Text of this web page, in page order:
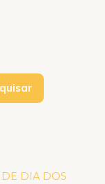
DE DIA DOS